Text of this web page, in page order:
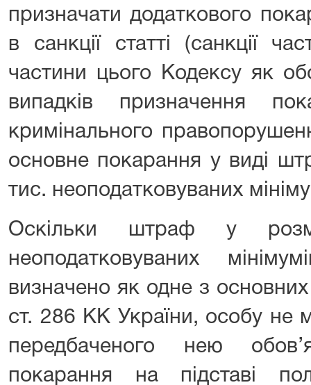
призначати додаткового
в санкції статті (санкції
частини цього Кодексу як
випадків призначення
кримінального
основне покарання у виді
тис. неоподатковуваних
Оскільки штраф у
неоподатковуваних
визначено як одне з
ст. 286 КК України, особу не
передбаченого нею
покарання на підставі